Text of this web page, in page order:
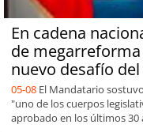
En cadena
de
nuevo desafío
05-08 El Mandatario
"uno de los cuerpos
aprobado en los últimos 30